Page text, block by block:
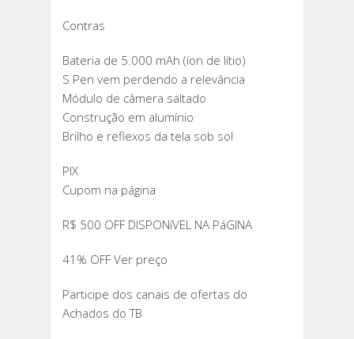
Contras
Bateria de 5.000 mAh (íon de lítio)
S Pen vem perdendo a relevância
Módulo de câmera saltado
Construção em alumínio
Brilho e reflexos da tela sob sol
PIX
Cupom na página
R$ 500 OFF DISPONíVEL NA PáGINA
41% OFF Ver preço
Participe dos canais de ofertas do
Achados do TB